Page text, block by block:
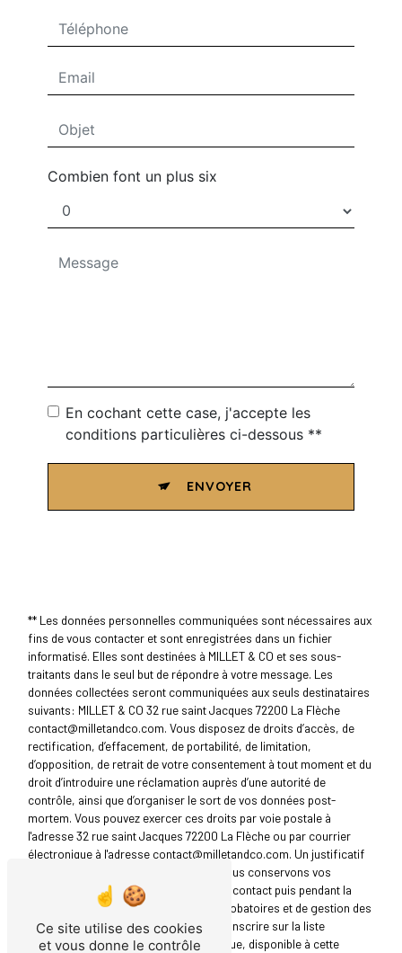
Combien font un plus six
En cochant cette case, j'accepte les
conditions particulières ci-dessous **
ENVOYER
** Les données personnelles communiquées sont nécessaires aux
fins de vous contacter et sont enregistrées dans un fichier
informatisé. Elles sont destinées à MILLET & CO et ses sous-
traitants dans le seul but de répondre à votre message. Les
données collectées seront communiquées aux seuls destinataires
suivants: MILLET & CO 32 rue saint Jacques 72200 La Flèche
contact@milletandco.com. Vous disposez de droits d’accès, de
rectification, d’effacement, de portabilité, de limitation,
d’opposition, de retrait de votre consentement à tout moment et du
droit d’introduire une réclamation auprès d’une autorité de
contrôle, ainsi que d’organiser le sort de vos données post-
mortem. Vous pouvez exercer ces droits par voie postale à
l'adresse 32 rue saint Jacques 72200 La Flèche ou par courrier
électronique à l'adresse contact@milletandco.com. Un justificatif
d'identité pourra vous être demandé. Nous conservons vos
données pendant la période de prise de contact puis pendant la
durée de prescription légale aux fins probatoires et de gestion des
contentieux. Vous avez le droit de vous inscrire sur la liste
d'opposition au démarchage téléphonique, disponible à cette
Ce site utilise des cookies
et vous donne le contrôle